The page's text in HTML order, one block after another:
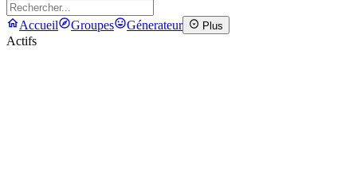
Accueil Groupes Génerateur Plus
Actifs